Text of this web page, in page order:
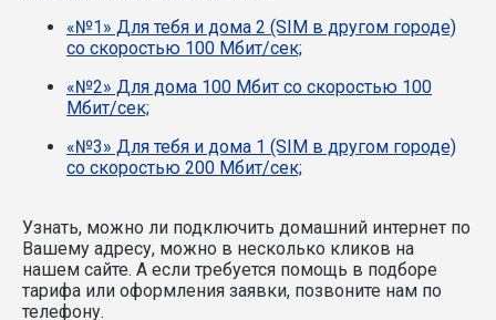
«№1» Для тебя и дома 2 (SIM в другом городе)
со скоростью 100 Мбит/сек;
«№2» Для дома 100 Мбит со скоростью 100
Мбит/сек;
«№3» Для тебя и дома 1 (SIM в другом городе)
со скоростью 200 Мбит/сек;
Узнать, можно ли подключить домашний интернет по
Вашему адресу, можно в несколько кликов на
нашем сайте. А если требуется помощь в подборе
тарифа или оформления заявки, позвоните нам по
телефону.